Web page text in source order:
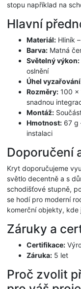
stopu například na
Hlavní
Materiál: Hliník
Barva: Matná
Světelný výkon:
oslnění
Úhel
Rozměry: 100 ×
snadnou
Montáž:
Hmotnost: 67 g
instalaci
Doporučení
Kryt doporučujeme
světlo decentně a s
schodišťové stupně,
se hodí pro moderní
komerční objekty,
Záruky a
Certifikace:
Záruka: 5 let
Proč zvolit